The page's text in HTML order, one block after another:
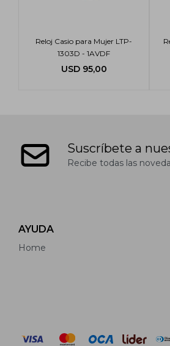
Reloj Casio para Mujer LTP-
1303D - 1AVDF
USD 95,00
Suscríbete a
Recibe todas las
AYUDA
Home